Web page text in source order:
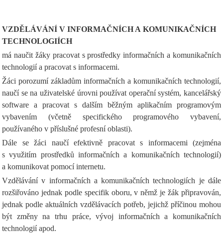
VZDĚLÁVÁNÍ V INFORMAČNÍCH A KOMUNIKAČNÍCH
TECHNOLOGIÍCH
má naučit žáky pracovat s prostředky informačních a komunikačních
technologií a pracovat s informacemi.
Žáci porozumí základům informačních a komunikačních technologií,
naučí se na uživatelské úrovni používat operační systém, kancelářský
software a pracovat s dalším běžným aplikačním programovým
vybavením (včetně specifického programového vybavení,
používaného v příslušné profesní oblasti).
Dále se žáci naučí efektivně pracovat s informacemi (zejména
s využitím prostředků informačních a komunikačních technologií)
a komunikovat pomocí internetu.
Vzdělávání v informačních a komunikačních technologiích je dále
rozšiřováno jednak podle specifik oboru, v němž je žák připravován,
jednak podle aktuálních vzdělávacích potřeb, jejichž příčinou mohou
být změny na trhu práce, vývoj informačních a komunikačních
technologií apod.